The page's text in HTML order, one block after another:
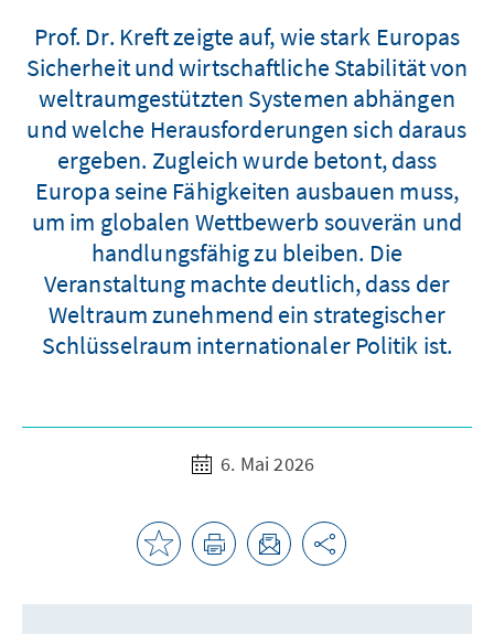
Prof. Dr. Kreft zeigte auf, wie stark Europas
Sicherheit und wirtschaftliche Stabilität von
weltraumgestützten Systemen abhängen
und welche Herausforderungen sich daraus
ergeben. Zugleich wurde betont, dass
Europa seine Fähigkeiten ausbauen muss,
um im globalen Wettbewerb souverän und
handlungsfähig zu bleiben. Die
Veranstaltung machte deutlich, dass der
Weltraum zunehmend ein strategischer
Schlüsselraum internationaler Politik ist.
6. Mai 2026